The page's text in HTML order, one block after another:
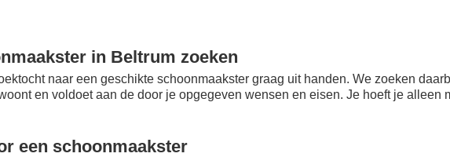
in Beltrum zoeken
naar een geschikte schoonmaakster graag uit handen. We zoeken
en voldoet aan de door je opgegeven wensen en eisen. Je hoeft je alleen
een schoonmaakster